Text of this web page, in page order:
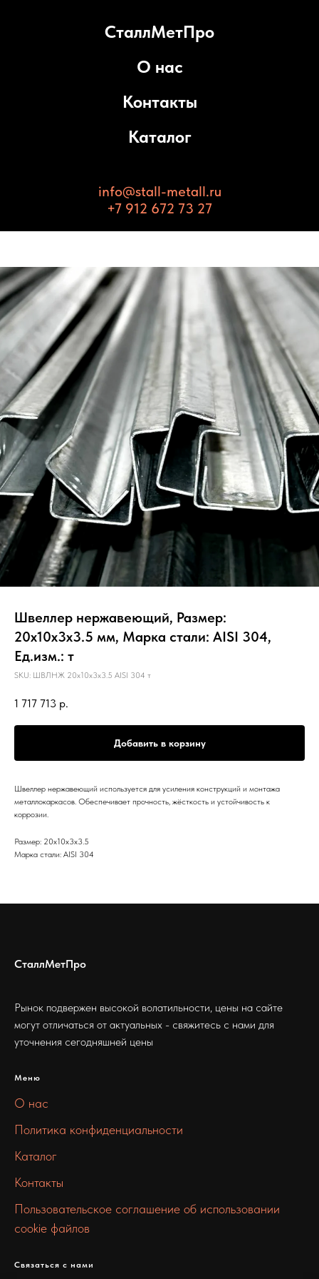
СталлМетПро
О нас
Контакты
Каталог
info@stall-metall.ru
+7 912 672 73 27
Швеллер нержавеющий, Размер:
20х10х3х3.5 мм, Марка стали: AISI 304,
Ед.изм.: т
SKU: ШВЛНЖ 20х10х3х3.5 AISI 304 т
1 717 713 р.
Добавить в корзину
Швеллер нержавеющий используется для усиления конструкций и монтажа
металлокаркасов. Обеспечивает прочность, жёсткость и устойчивость к
коррозии.
Размер: 20х10х3х3.5
Марка стали: AISI 304
СталлМетПро
Рынок подвержен высокой волатильности, цены на сайте
могут отличаться от актуальных - свяжитесь с нами для
уточнения сегодняшней цены
Меню
О нас
Политика конфиденциальности
Каталог
Контакты
Пользовательское соглашение об использовании
cookie файлов
Связаться с нами